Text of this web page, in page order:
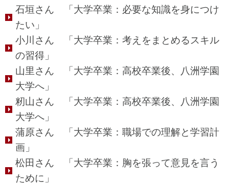
石垣さん 「大学卒業：必要な知識を身につけ
たい」
小川さん 「大学卒業：考えをまとめるスキル
の習得」
山里さん 「大学卒業：高校卒業後、八洲学園
大学へ」
籾山さん 「大学卒業：高校卒業後、八洲学園
大学へ」
蒲原さん 「大学卒業：職場での理解と学習計
画」
松田さん 「大学卒業：胸を張って意見を言う
ために」